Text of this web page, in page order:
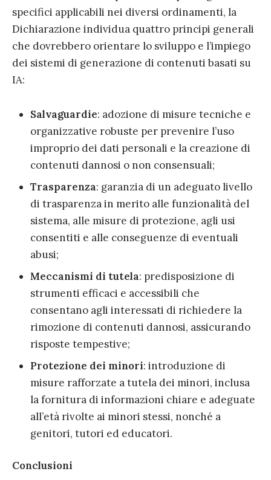
specifici applicabili nei diversi ordinamenti, la
Dichiarazione individua quattro principi generali
che dovrebbero orientare lo sviluppo e l’impiego
dei sistemi di generazione di contenuti basati su
IA:
Salvaguardie: adozione di misure tecniche e
organizzative robuste per prevenire l’uso
improprio dei dati personali e la creazione di
contenuti dannosi o non consensuali;
Trasparenza: garanzia di un adeguato livello
di trasparenza in merito alle funzionalità del
sistema, alle misure di protezione, agli usi
consentiti e alle conseguenze di eventuali
abusi;
Meccanismi di tutela: predisposizione di
strumenti efficaci e accessibili che
consentano agli interessati di richiedere la
rimozione di contenuti dannosi, assicurando
risposte tempestive;
Protezione dei minori: introduzione di
misure rafforzate a tutela dei minori, inclusa
la fornitura di informazioni chiare e adeguate
all’età rivolte ai minori stessi, nonché a
genitori, tutori ed educatori.
Conclusioni